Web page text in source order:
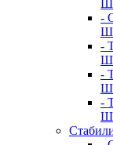
-
-
-
-